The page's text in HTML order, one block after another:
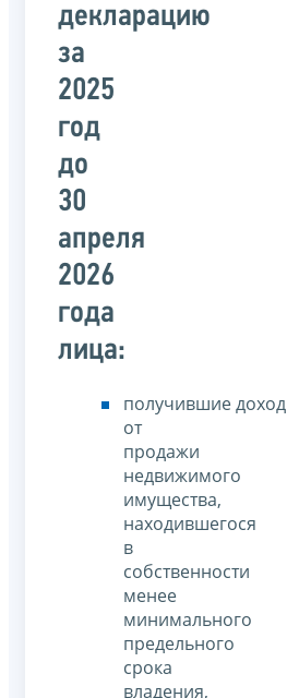
декларацию
за
2025
год
до
30
апреля
2026
года
лица:
получившие доход
от
продажи
недвижимого
имущества,
находившегося
в
собственности
менее
минимального
предельного
срока
владения,